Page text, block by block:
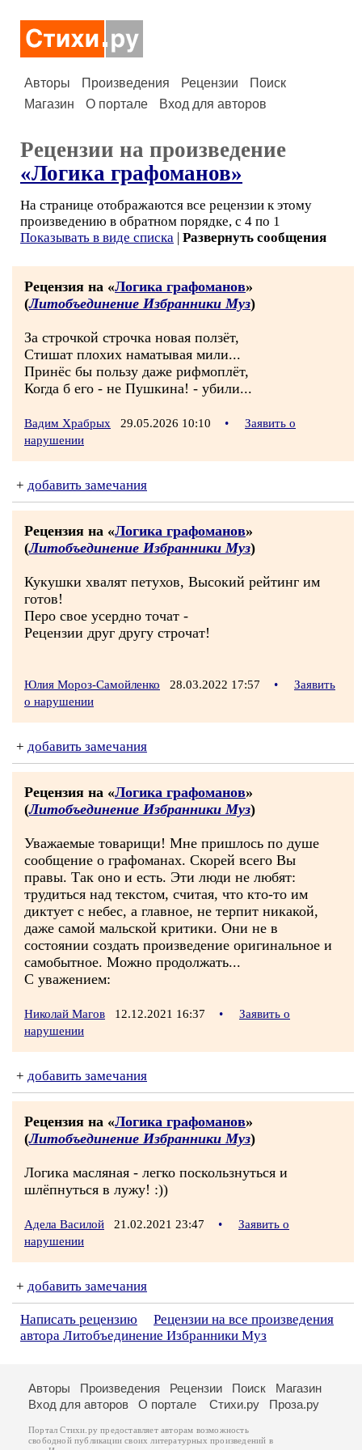
Авторы Произведения Рецензии
Поиск
Магазин
О портале Вход для авторов
Рецензии на произведение
«Логика графоманов»
На странице отображаются все рецензии к этому
произведению в обратном порядке, с 4 по 1
Показывать в виде списка | Развернуть сообщения
Рецензия на «Логика графоманов»
(Литобъединение Избранники Муз)
За строчкой строчка новая ползёт,
Стишат плохих наматывая мили...
Принёс бы пользу даже рифмоплёт,
Когда б его - не Пушкина! - убили...
Вадим Храбрых 29.05.2026 10:10 •
Заявить о
нарушении
+ добавить замечания
Рецензия на «Логика графоманов»
(Литобъединение Избранники Муз)
Кукушки хвалят петухов, Высокий рейтинг им
готов!
Перо свое усердно точат -
Рецензии друг другу строчат!
Юлия Мороз-Самойленко 28.03.2022 17:57 •
Заявить
о нарушении
+ добавить замечания
Рецензия на «Логика графоманов»
(Литобъединение Избранники Муз)
Уважаемые товарищи! Мне пришлось по душе
сообщение о графоманах. Скорей всего Вы
правы. Так оно и есть. Эти люди не любят:
трудиться над текстом, считая, что кто-то им
диктует с небес, а главное, не терпит никакой,
даже самой мальской критики. Они не в
состоянии создать произведение оригинальное и
самобытное. Можно продолжать...
С уважением:
Николай Магов 12.12.2021 16:37 •
Заявить о
нарушении
+ добавить замечания
Рецензия на «Логика графоманов»
(Литобъединение Избранники Муз)
Логика масляная - легко поскользнуться и
шлёпнуться в лужу! :))
Адела Василой 21.02.2021 23:47 •
Заявить о
нарушении
+ добавить замечания
Написать рецензию
Рецензии на все произведения
автора Литобъединение Избранники Муз
Авторы Произведения Рецензии Поиск
Магазин
Вход для авторов
О портале Стихи.ру Проза.ру
Портал Стихи.ру предоставляет авторам возможность
свободной публикации своих литературных произведений в